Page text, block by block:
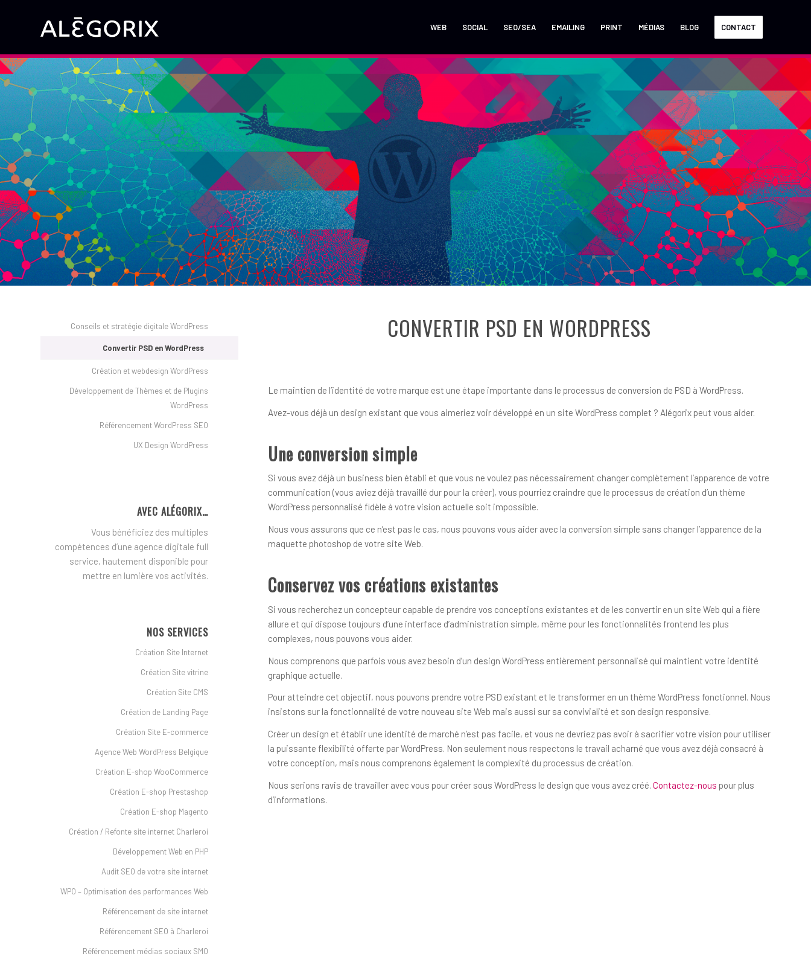
WEB SOCIAL SEO/SEA EMAILING PRINT MÉDIAS BLOG CONTACT
CONVERTIR PSD EN WORDPRESS
Le maintien de l’identité de votre marque est une étape importante dans le processus de conversion de PSD à WordPress.
Avez-vous déjà un design existant que vous aimeriez voir développé en un site WordPress complet ? Alégorix peut vous aider.
Une conversion simple
Si vous avez déjà un business bien établi et que vous ne voulez pas nécessairement changer complètement l’apparence de votre
communication (vous aviez déjà travaillé dur pour la créer), vous pourriez craindre que le processus de création d’un thème
WordPress personnalisé fidèle à votre vision actuelle soit impossible.
Nous vous assurons que ce n’est pas le cas, nous pouvons vous aider avec la conversion simple sans changer l’apparence de la
maquette photoshop de votre site Web.
Conservez vos créations existantes
Si vous recherchez un concepteur capable de prendre vos conceptions existantes et de les convertir en un site Web qui a fière
allure et qui dispose toujours d’une interface d’administration simple, même pour les fonctionnalités frontend les plus
complexes, nous pouvons vous aider.
Nous comprenons que parfois vous avez besoin d’un design WordPress entièrement personnalisé qui maintient votre identité
graphique actuelle.
Pour atteindre cet objectif, nous pouvons prendre votre PSD existant et le transformer en un thème WordPress fonctionnel. Nous
insistons sur la fonctionnalité de votre nouveau site Web mais aussi sur sa convivialité et son design responsive.
Créer un design et établir une identité de marché n’est pas facile, et vous ne devriez pas avoir à sacrifier votre vision pour utiliser
la puissante flexibilité offerte par WordPress. Non seulement nous respectons le travail acharné que vous avez déjà consacré à
votre conception, mais nous comprenons également la complexité du processus de création.
Nous serions ravis de travailler avec vous pour créer sous WordPress le design que vous avez créé. Contactez-nous pour plus
d’informations.
Conseils et stratégie digitale WordPress
Convertir PSD en WordPress
Création et webdesign WordPress
Développement de Thèmes et de Plugins
WordPress
Référencement WordPress SEO
UX Design WordPress
AVEC ALÉGORIX…
Vous bénéficiez des multiples
compétences d’une agence digitale full
service, hautement disponible pour
mettre en lumière vos activités.
NOS SERVICES
Création Site Internet
Création Site vitrine
Création Site CMS
Création de Landing Page
Création Site E-commerce
Agence Web WordPress Belgique
Création E-shop WooCommerce
Création E-shop Prestashop
Création E-shop Magento
Création / Refonte site internet Charleroi
Développement Web en PHP
Audit SEO de votre site internet
WPO – Optimisation des performances Web
Référencement de site internet
Référencement SEO à Charleroi
Référencement médias sociaux SMO